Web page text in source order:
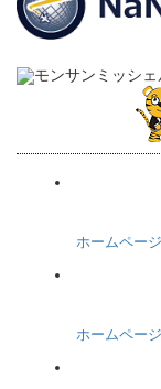
ホームペー
ホームペー